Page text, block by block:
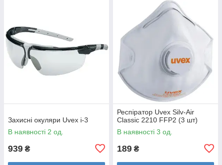
Захисні окуляри Uvex i-3
В наявності 2 од.
939 ₴
Респіратор Uvex Silv-Air
Classic 2210 FFP2 (3 шт)
В наявності 3 од.
189 ₴